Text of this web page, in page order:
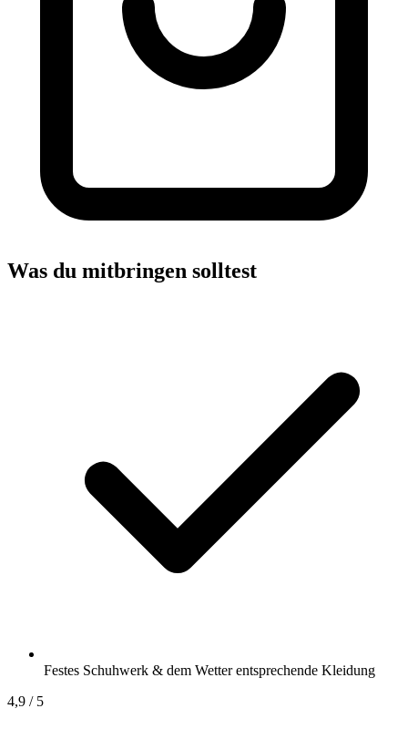
Was du mitbringen solltest
Festes Schuhwerk & dem Wetter entsprechende Kleidung
4,9 / 5